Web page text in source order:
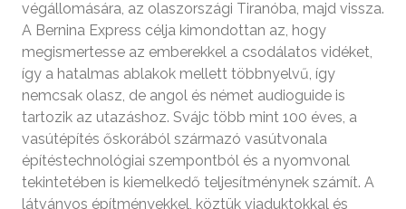
végállomására, az olaszországi Tiranóba, majd vissza.
A Bernina Express célja kimondottan az, hogy
megismertesse az emberekkel a csodálatos vidéket,
így a hatalmas ablakok mellett többnyelvű, így
nemcsak olasz, de angol és német audioguide is
tartozik az utazáshoz. Svájc több mint 100 éves, a
vasútépítés őskorából származó vasútvonala
építéstechnológiai szempontból és a nyomvonal
tekintetében is kiemelkedő teljesítménynek számít. A
látványos építményekkel, köztük viaduktokkal és